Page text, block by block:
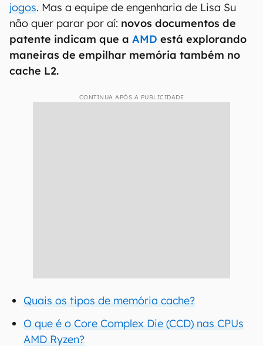
jogos. Mas a equipe de engenharia de Lisa Su
não quer parar por aí: novos documentos de
patente indicam que a AMD está explorando
maneiras de empilhar memória também no
cache L2.
CONTINUA APÓS A PUBLICIDADE
Quais os tipos de memória cache?
O que é o Core Complex Die (CCD) nas CPUs
AMD Ryzen?